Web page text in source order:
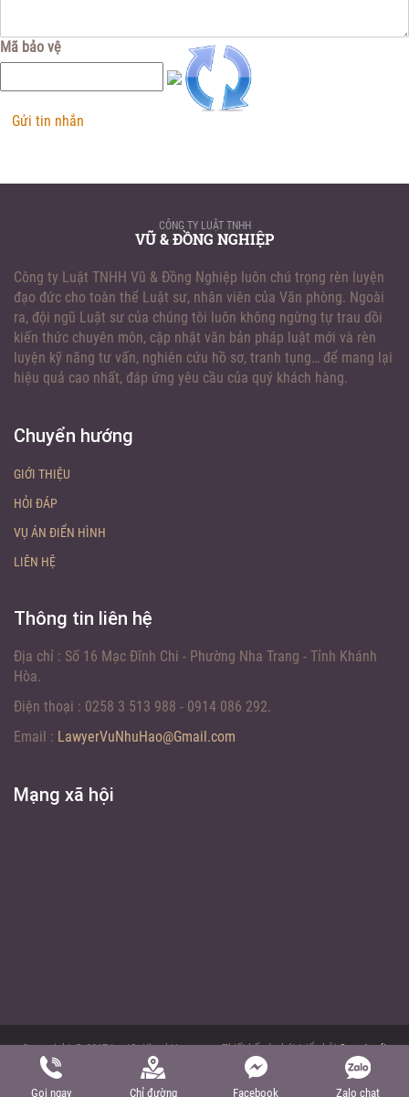
Mã bảo vệ
Gửi tin nhắn
CÔNG TY LUẬT TNHH
VŨ & ĐỒNG NGHIỆP
Công ty Luật TNHH Vũ & Đồng Nghiệp luôn chú trọng rèn luyện
đạo đức cho toàn thể Luật sư, nhân viên của Văn phòng. Ngoài
ra, đội ngũ Luật sư của chúng tôi luôn không ngừng tự trau dồi
kiến thức chuyên môn, cập nhật văn bản pháp luật mới và rèn
luyện kỹ năng tư vấn, nghiên cứu hồ sơ, tranh tụng… để mang lại
hiệu quả cao nhất, đáp ứng yêu cầu của quý khách hàng.
Chuyển hướng
GIỚI THIỆU
HỎI ĐÁP
VỤ ÁN ĐIỂN HÌNH
LIÊN HỆ
Thông tin liên hệ
Địa chỉ : Số 16 Mạc Đĩnh Chi - Phường Nha Trang - Tỉnh Khánh
Hòa.
Điện thoại : 0258 3 513 988 - 0914 086 292.
Email : LawyerVuNhuHao@Gmail.com
Mạng xã hội
Coppyright © 2017 LuatSuKhanhHoa.com - Thiết kế và phát triển bởiSweetsoft
Gọi ngay Chỉ đường Facebook Zalo chat